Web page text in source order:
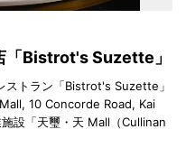
「Bistrot's Suzette」
ストラン「Bistrot's Suzette」
10 Concorde Road, Kai
設「天璽・天 Mall（Cullinan